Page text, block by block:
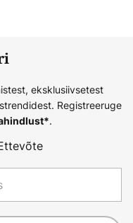
eksklusiivsetest
Registreeruge
.